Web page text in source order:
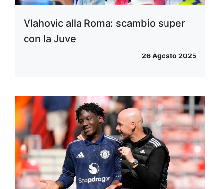
Vlahovic alla Roma: scambio super
con la Juve
26 Agosto 2025